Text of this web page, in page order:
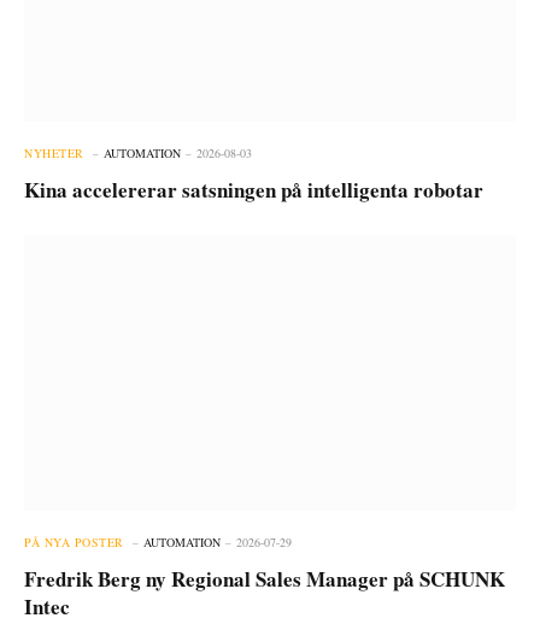
NYHETER AUTOMATION 2026-08-03
Kina accelererar satsningen på intelligenta robotar
PÅ NYA POSTER AUTOMATION 2026-07-29
Fredrik Berg ny Regional Sales Manager på SCHUNK
Intec